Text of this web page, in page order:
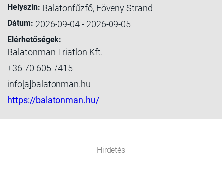
Helyszín: Balatonfűzfő, Föveny Strand
Dátum: 2026-09-04 - 2026-09-05
Elérhetőségek:
Balatonman Triatlon Kft.
+36 70 605 7415
info[a]balatonman.hu
https://balatonman.hu/
Hirdetés